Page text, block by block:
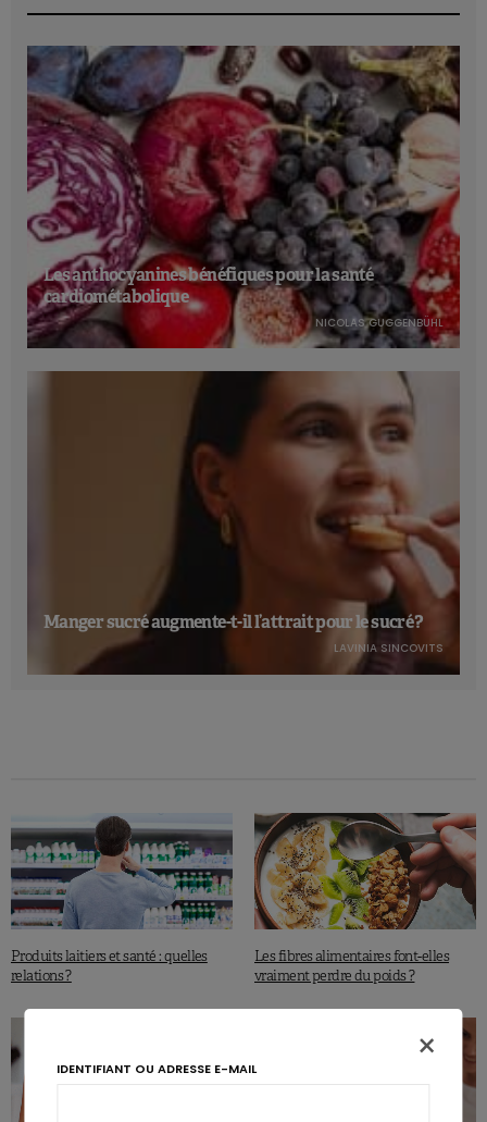
Les anthocyanines bénéfiques pour la santé
cardiométabolique
NICOLAS GUGGENBÜHL
Manger sucré augmente-t-il l’attrait pour le sucré ?
LAVINIA SINCOVITS
Produits laitiers et santé : quelles
relations ?
Les fibres alimentaires font-elles
vraiment perdre du poids ?
×
IDENTIFIANT OU ADRESSE E-MAIL